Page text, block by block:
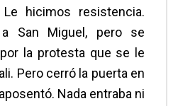
Le hicimos resistencia.
San Miguel, pero se
la protesta que se le
Pero cerró la puerta en
Nada entraba ni